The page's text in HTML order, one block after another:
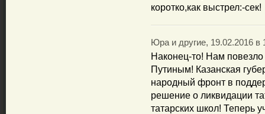
коротко,как выстрел:-сек!
Юра и другие, 19.02.2016 в
Наконец-то! Нам
Путиным! Казанская
народный фронт в
решение о ликвидации
татарских школ! Теперь